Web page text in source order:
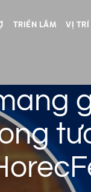
TRIỂN LÃM VỊ TRÍ